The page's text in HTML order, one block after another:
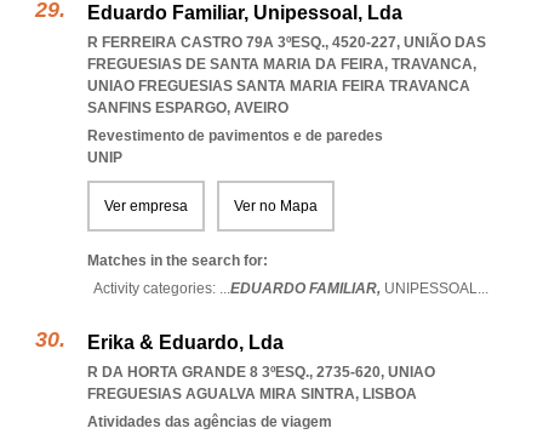
Eduardo Familiar, Unipessoal, Lda
R FERREIRA CASTRO 79A 3ºESQ., 4520-227, UNIÃO DAS
FREGUESIAS DE SANTA MARIA DA FEIRA, TRAVANCA,
UNIAO FREGUESIAS SANTA MARIA FEIRA TRAVANCA
SANFINS ESPARGO, AVEIRO
Revestimento de pavimentos e de paredes
UNIP
Ver empresa Ver no Mapa
Matches in the search for:
Activity categories: ...EDUARDO FAMILIAR, UNIPESSOAL...
Erika & Eduardo, Lda
R DA HORTA GRANDE 8 3ºESQ., 2735-620, UNIAO
FREGUESIAS AGUALVA MIRA SINTRA, LISBOA
Atividades das agências de viagem